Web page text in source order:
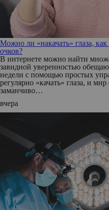
Можно ли «накачать» глаза,
очков?
В интернете можно найти
завидной уверенностью
недели с помощью простых
регулярно «качать» глаза, и
заманчиво…
вчера